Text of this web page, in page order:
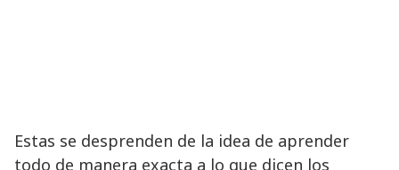
Estas se desprenden de la idea de aprender
todo de manera exacta a lo que dicen los